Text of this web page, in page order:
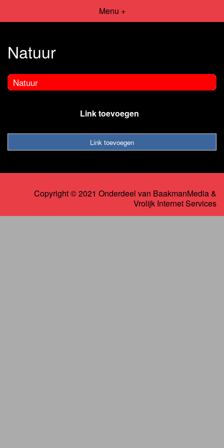
Menu +
Natuur
Natuur
Link toevoegen
Link toevoegen
Copyright © 2021 Onderdeel van BaakmanMedia&
Vrolijk Internet Services